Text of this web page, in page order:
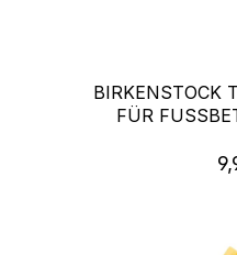
BIRKENSTOCK
FÜR